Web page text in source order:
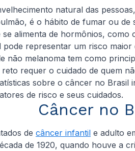
natural das
é o hábito de fumar ou
alimenta de hormônios,
representar um risco
não melanoma tem como
requer o cuidado de quem
sobre o câncer no Brasil
de risco e seus cuidados.
Câncer no
de câncer infantil e adulto
de 1920, quando houve a